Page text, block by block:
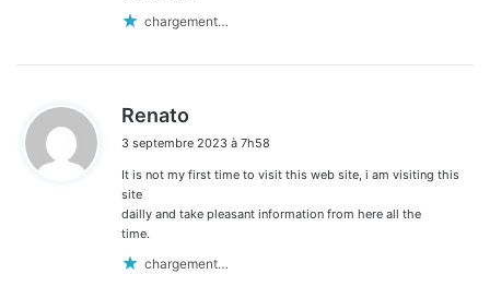
chargement…
Renato
t
3 septembre 2023 à 7h58
It is not my first time to visit this web site, i am visiting this
site
dailly and take pleasant information from here all the
time.
chargement…